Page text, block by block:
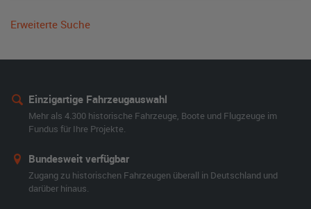
Erweiterte Suche
Einzigartige Fahrzeugauswahl
Mehr als 4.300 historische Fahrzeuge, Boote und Flugzeuge im
Fundus für Ihre Projekte.
Bundesweit verfügbar
Zugang zu historischen Fahrzeugen überall in Deutschland und
darüber hinaus.